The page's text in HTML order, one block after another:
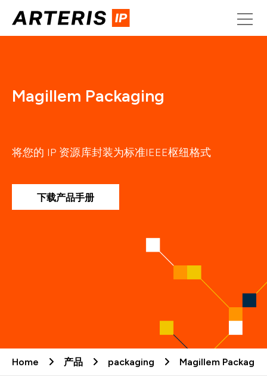
Magillem Packaging
将您的 IP 资源库封装为标准IEEE枢纽格式
下载产品手册
Home 产品 packaging Magillem